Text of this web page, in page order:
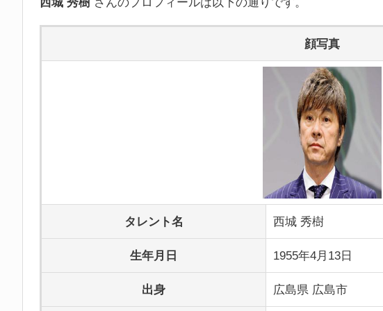
顔写真
タレント名 西城 秀樹
生年月日 1955年4月13日
出身 広島県 広島市